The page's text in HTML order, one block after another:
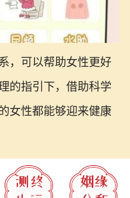
，可以帮助女性更好
的指引下，借助科学
女性都能够迎来健康